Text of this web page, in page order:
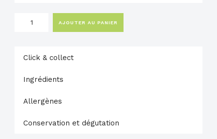
quantité
blond
AJOUTER AU PANIER
Click & collect
Ingrédients
Allergènes
Conservation et dégutation